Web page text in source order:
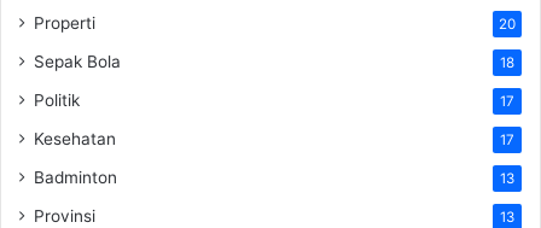
Properti 20
Sepak Bola 18
Politik 17
Kesehatan 17
Badminton 13
Provinsi 13